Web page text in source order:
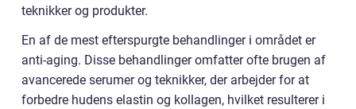
teknikker og produkter.
En af de mest efterspurgte behandlinger i området er
anti-aging. Disse behandlinger omfatter ofte brugen af
avancerede serumer og teknikker, der arbejder for at
forbedre hudens elastin og kollagen, hvilket resulterer i